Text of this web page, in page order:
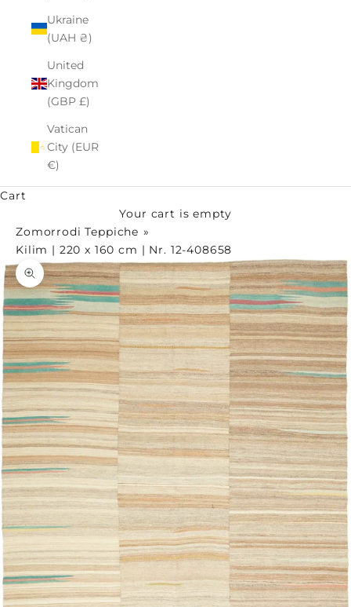
Ukraine
(UAH ₴)
United
Kingdom
(GBP £)
Vatican
City (EUR
€)
Cart
Your cart is empty
Zomorrodi Teppiche
Kilim | 220 x 160 cm | Nr. 12-408658
Zoom picture